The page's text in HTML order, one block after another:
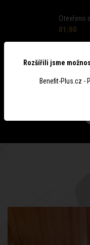
Otevřeno
01:00
Rozšířili jsme
Benefit-Plus.cz -